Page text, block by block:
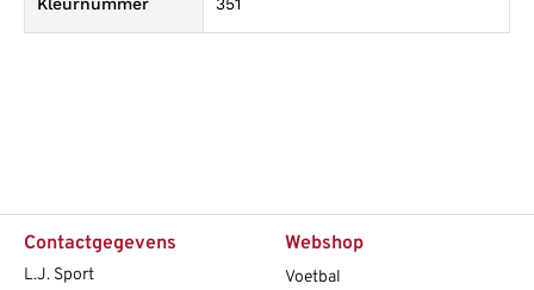
Contactgegevens
L.J. Sport
Webshop
Voetbal